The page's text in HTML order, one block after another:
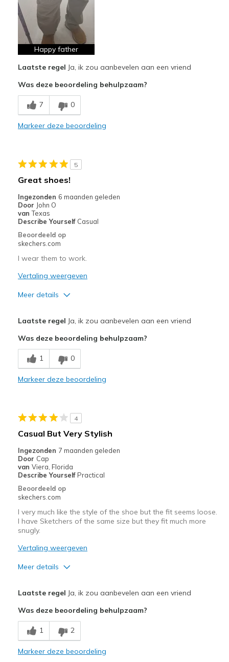
Attractive Design
Comfortable
Durable
Stylish
Sizing Feels true to size
Happy father
Laatste regel Ja, ik zou aanbevelen aan een vriend
Was deze beoordeling behulpzaam?
7 0
Markeer deze beoordeling
5
Great shoes!
Ingezonden 6 maanden geleden
Door John O
van Texas
Describe Yourself Casual
Beoordeeld op
skechers.com
I wear them to work.
Vertaling weergeven
Meer details
Breathe Well
Comfortable
Beste toepassingen
Going Out
Travel
Width
Feels true to width
Sizing
View On Shoes
Shoes are for Wearing
Laatste regel Ja, ik zou aanbevelen aan een vriend
Was deze beoordeling behulpzaam?
1 0
Markeer deze beoordeling
4
Casual But Very Stylish
Ingezonden 7 maanden geleden
Door Cap
van Viera, Florida
Describe Yourself Practical
Beoordeeld op
skechers.com
I very much like the style of the shoe but the fit seems loose.
I have Sketchers of the same size but they fit much more
snugly.
Vertaling weergeven
Meer details
Stylish
Beste toepassingen
Casual Wear
Laatste regel Ja, ik zou aanbevelen aan een vriend
Was deze beoordeling behulpzaam?
1 2
Markeer deze beoordeling